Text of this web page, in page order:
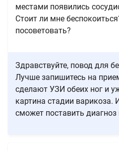
местами появились
Стоит ли мне
посоветовать?
Здравствуйте, повод для
Лучше запишитесь на
сделают УЗИ обеих ног и
картина стадии варикоза.
сможет поставить диагноз